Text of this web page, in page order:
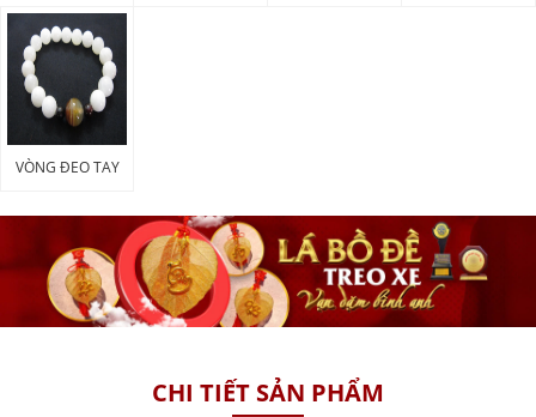
VÒNG ĐEO TAY
CHI TIẾT SẢN PHẨM